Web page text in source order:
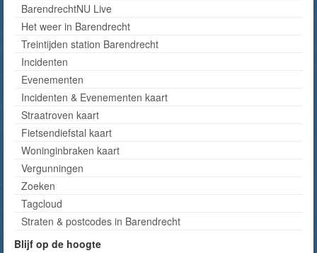
BarendrechtNU Live
Het weer in Barendrecht
Treintijden station Barendrecht
Incidenten
Evenementen
Incidenten & Evenementen kaart
Straatroven kaart
Fietsendiefstal kaart
Woninginbraken kaart
Vergunningen
Zoeken
Tagcloud
Straten & postcodes in Barendrecht
Blijf op de hoogte